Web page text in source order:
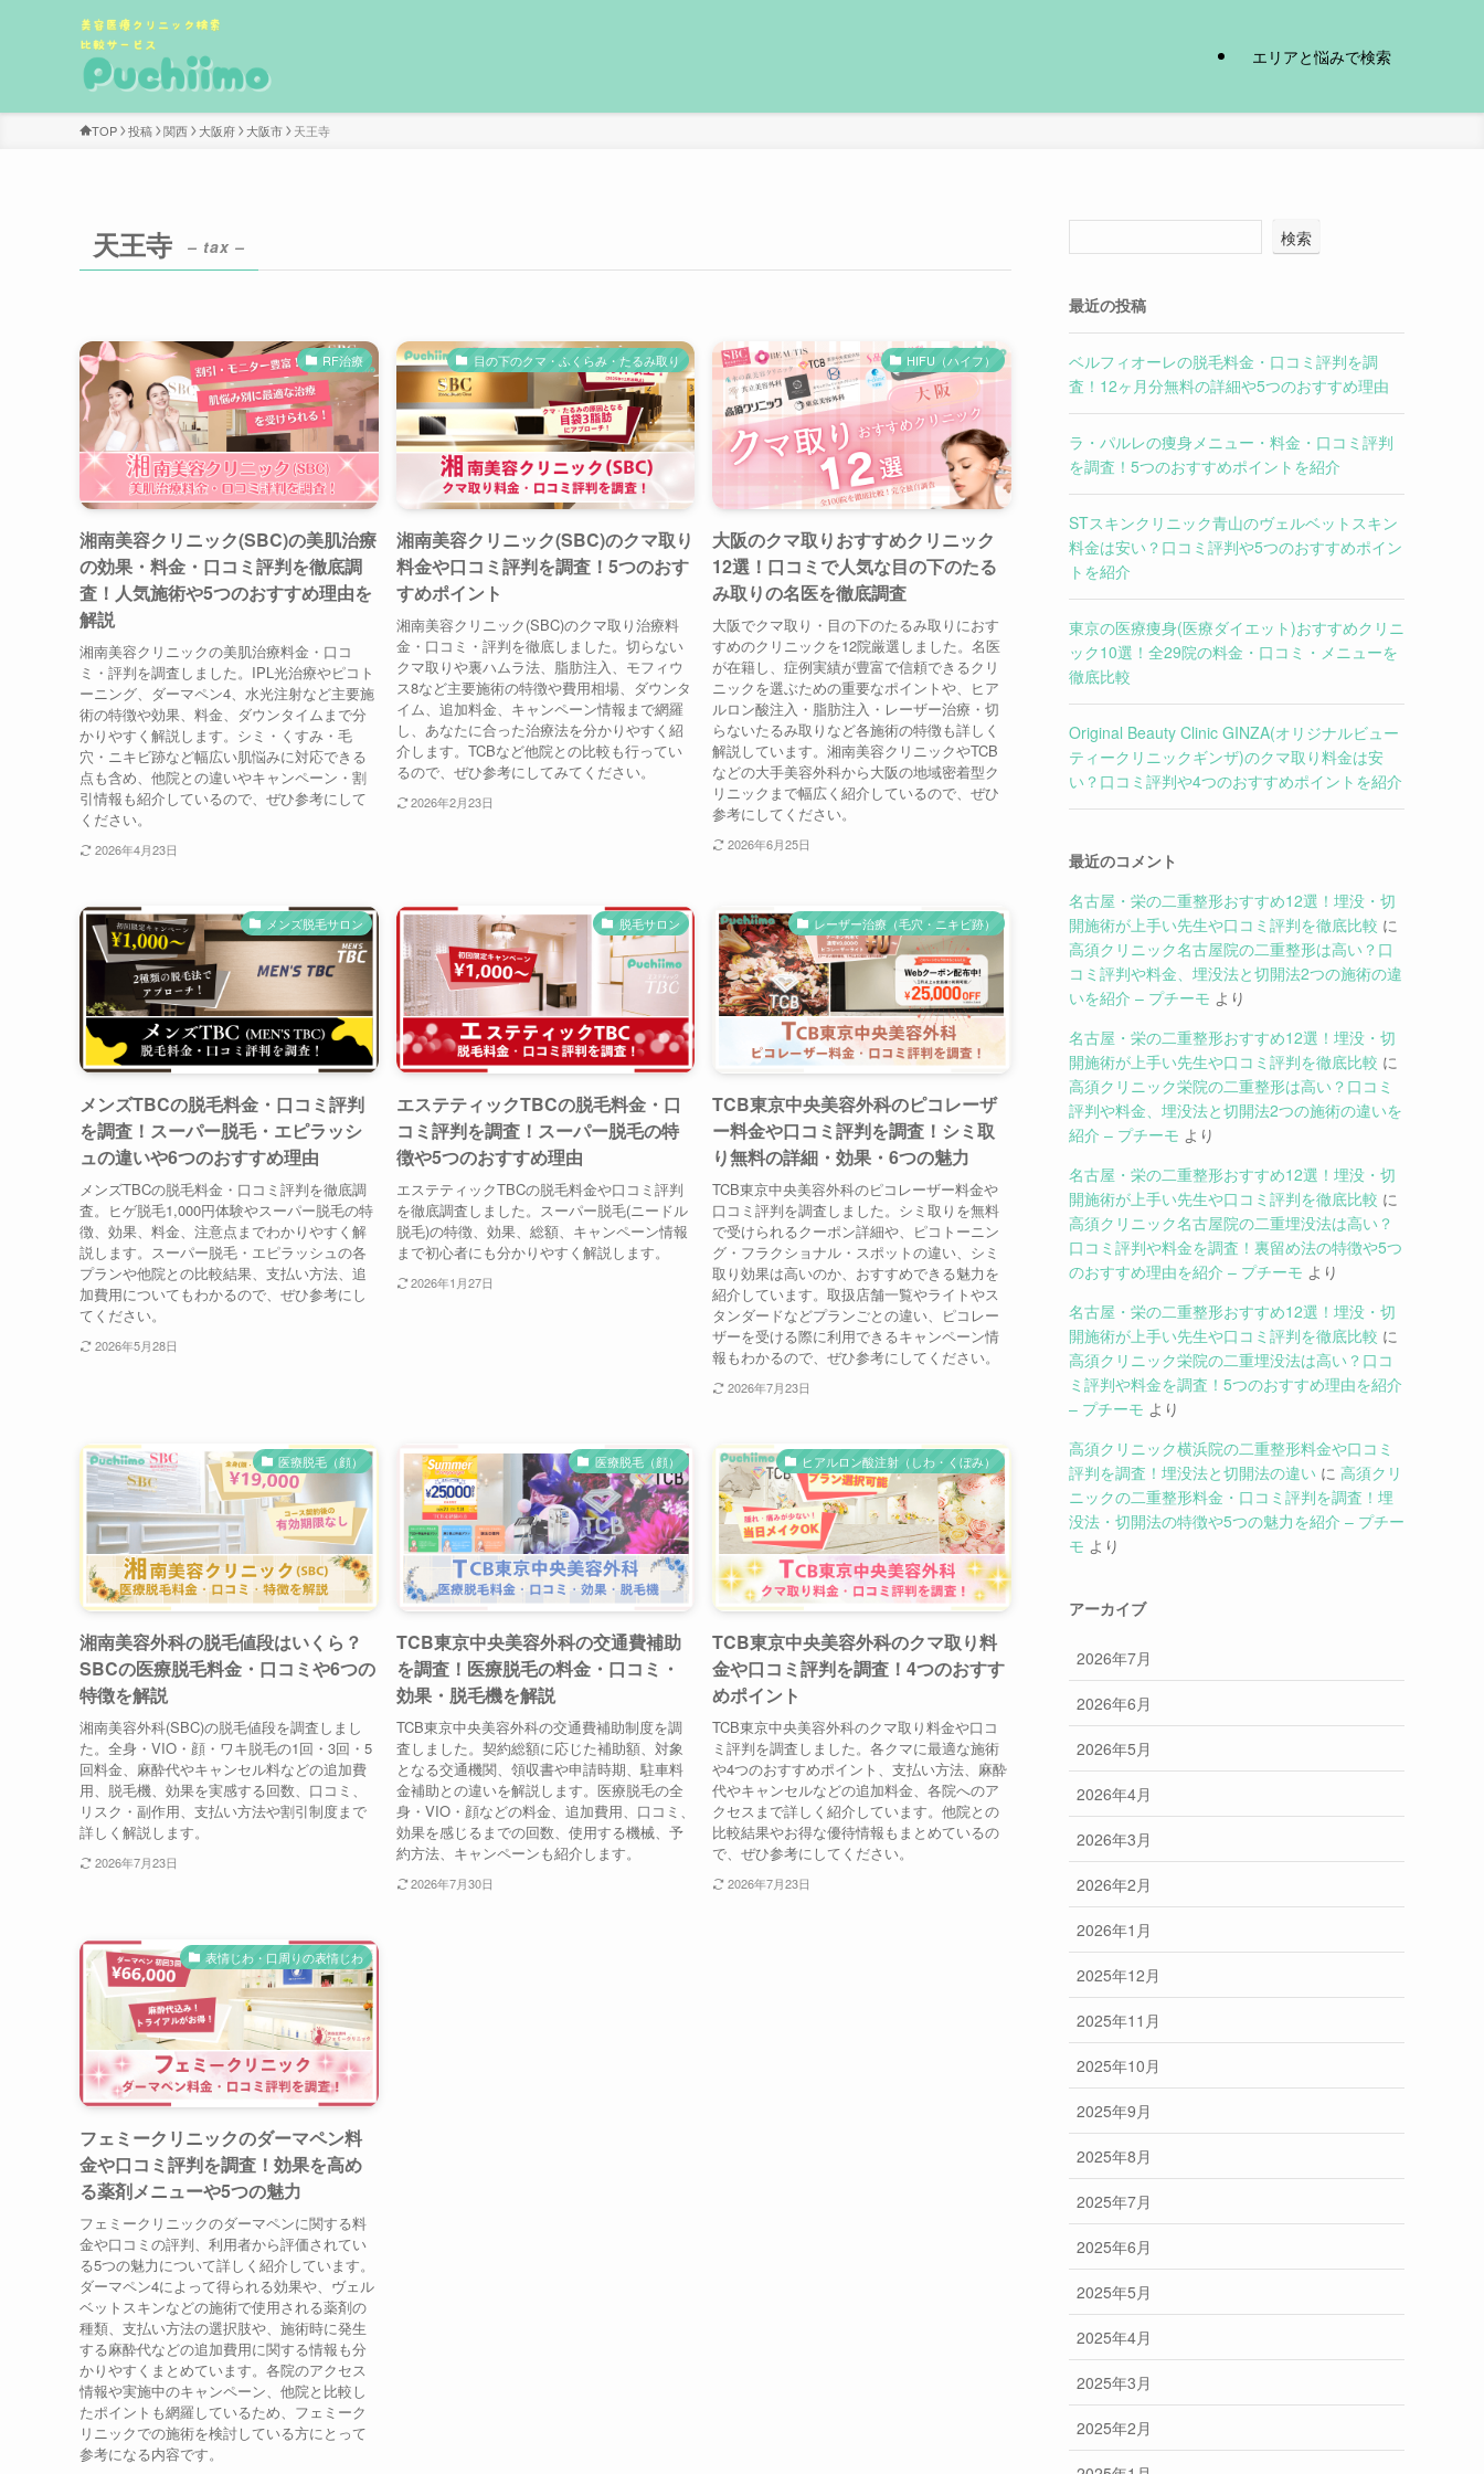
エリアと悩みで検索
TOP 投稿 関西 大阪府 大阪市 天王寺
天王寺 – tax –
RF治療
湘南美容クリニック(SBC)の美肌治療
の効果・料金・口コミ評判を徹底調
査！人気施術や5つのおすすめ理由を
解説
湘南美容クリニックの美肌治療料金・口コ
ミ・評判を調査しました。IPL光治療やピコト
ーニング、ダーマペン4、水光注射など主要施
術の特徴や効果、料金、ダウンタイムまで分
かりやすく解説します。シミ・くすみ・毛
穴・ニキビ跡など幅広い肌悩みに対応できる
点も含め、他院との違いやキャンペーン・割
引情報も紹介しているので、ぜひ参考にして
ください。
2026年4月23日
目の下のクマ・ふくらみ・たるみ取り
湘南美容クリニック(SBC)のクマ取り
料金や口コミ評判を調査！5つのおす
すめポイント
湘南美容クリニック(SBC)のクマ取り治療料
金・口コミ・評判を徹底しました。切らない
クマ取りや裏ハムラ法、脂肪注入、モフィウ
ス8など主要施術の特徴や費用相場、ダウンタ
イム、追加料金、キャンペーン情報まで網羅
し、あなたに合った治療法を分かりやすく紹
介します。TCBなど他院との比較も行ってい
るので、ぜひ参考にしてみてください。
2026年2月23日
HIFU（ハイフ）
大阪のクマ取りおすすめクリニック
12選！口コミで人気な目の下のたる
み取りの名医を徹底調査
大阪でクマ取り・目の下のたるみ取りにおす
すめのクリニックを12院厳選しました。名医
が在籍し、症例実績が豊富で信頼できるクリ
ニックを選ぶための重要なポイントや、ヒア
ルロン酸注入・脂肪注入・レーザー治療・切
らないたるみ取りなど各施術の特徴も詳しく
解説しています。湘南美容クリニックやTCB
などの大手美容外科から大阪の地域密着型ク
リニックまで幅広く紹介しているので、ぜひ
参考にしてください。
2026年6月25日
メンズ脱毛サロン
メンズTBCの脱毛料金・口コミ評判
を調査！スーパー脱毛・エピラッシ
ュの違いや6つのおすすめ理由
メンズTBCの脱毛料金・口コミ評判を徹底調
査。ヒゲ脱毛1,000円体験やスーパー脱毛の特
徴、効果、料金、注意点までわかりやすく解
説します。スーパー脱毛・エピラッシュの各
プランや他院との比較結果、支払い方法、追
加費用についてもわかるので、ぜひ参考にし
てください。
2026年5月28日
脱毛サロン
エステティックTBCの脱毛料金・口
コミ評判を調査！スーパー脱毛の特
徴や5つのおすすめ理由
エステティックTBCの脱毛料金や口コミ評判
を徹底調査しました。スーパー脱毛(ニードル
脱毛)の特徴、効果、総額、キャンペーン情報
まで初心者にも分かりやすく解説します。
2026年1月27日
レーザー治療（毛穴・ニキビ跡）
TCB東京中央美容外科のピコレーザ
ー料金や口コミ評判を調査！シミ取
り無料の詳細・効果・6つの魅力
TCB東京中央美容外科のピコレーザー料金や
口コミ評判を調査しました。シミ取りを無料
で受けられるクーポン詳細や、ピコトーニン
グ・フラクショナル・スポットの違い、シミ
取り効果は高いのか、おすすめできる魅力を
紹介しています。取扱店舗一覧やライトやス
タンダードなどプランごとの違い、ピコレー
ザーを受ける際に利用できるキャンペーン情
報もわかるので、ぜひ参考にしてください。
2026年7月23日
医療脱毛（顔）
湘南美容外科の脱毛値段はいくら？
SBCの医療脱毛料金・口コミや6つの
特徴を解説
湘南美容外科(SBC)の脱毛値段を調査しまし
た。全身・VIO・顔・ワキ脱毛の1回・3回・5
回料金、麻酔代やキャンセル料などの追加費
用、脱毛機、効果を実感する回数、口コミ、
リスク・副作用、支払い方法や割引制度まで
詳しく解説します。
2026年7月23日
医療脱毛（顔）
TCB東京中央美容外科の交通費補助
を調査！医療脱毛の料金・口コミ・
効果・脱毛機を解説
TCB東京中央美容外科の交通費補助制度を調
査しました。契約総額に応じた補助額、対象
となる交通機関、領収書や申請時期、駐車料
金補助との違いを解説します。医療脱毛の全
身・VIO・顔などの料金、追加費用、口コミ、
効果を感じるまでの回数、使用する機械、予
約方法、キャンペーンも紹介します。
2026年7月30日
ヒアルロン酸注射（しわ・くぼみ）
TCB東京中央美容外科のクマ取り料
金や口コミ評判を調査！4つのおすす
めポイント
TCB東京中央美容外科のクマ取り料金や口コ
ミ評判を調査しました。各クマに最適な施術
や4つのおすすめポイント、支払い方法、麻酔
代やキャンセルなどの追加料金、各院へのア
クセスまで詳しく紹介しています。他院との
比較結果やお得な優待情報もまとめているの
で、ぜひ参考にしてください。
2026年7月23日
表情じわ・口周りの表情じわ
フェミークリニックのダーマペン料
金や口コミ評判を調査！効果を高め
る薬剤メニューや5つの魅力
フェミークリニックのダーマペンに関する料
金や口コミの評判、利用者から評価されてい
る5つの魅力について詳しく紹介しています。
ダーマペン4によって得られる効果や、ヴェル
ベットスキンなどの施術で使用される薬剤の
種類、支払い方法の選択肢や、施術時に発生
する麻酔代などの追加費用に関する情報も分
かりやすくまとめています。各院のアクセス
情報や実施中のキャンペーン、他院と比較し
たポイントも網羅しているため、フェミーク
リニックでの施術を検討している方にとって
参考になる内容です。
検索
最近の投稿
ベルフィオーレの脱毛料金・口コミ評判を調
査！12ヶ月分無料の詳細や5つのおすすめ理由
ラ・パルレの痩身メニュー・料金・口コミ評判
を調査！5つのおすすめポイントを紹介
STスキンクリニック青山のヴェルベットスキン
料金は安い？口コミ評判や5つのおすすめポイン
トを紹介
東京の医療痩身(医療ダイエット)おすすめクリニ
ック10選！全29院の料金・口コミ・メニューを
徹底比較
Original Beauty Clinic GINZA(オリジナルビュー
ティークリニックギンザ)のクマ取り料金は安
い？口コミ評判や4つのおすすめポイントを紹介
最近のコメント
名古屋・栄の二重整形おすすめ12選！埋没・切
開施術が上手い先生や口コミ評判を徹底比較 に
高須クリニック名古屋院の二重整形は高い？口
コミ評判や料金、埋没法と切開法2つの施術の違
いを紹介 – プチーモ より
名古屋・栄の二重整形おすすめ12選！埋没・切
開施術が上手い先生や口コミ評判を徹底比較 に
高須クリニック栄院の二重整形は高い？口コミ
評判や料金、埋没法と切開法2つの施術の違いを
紹介 – プチーモ より
名古屋・栄の二重整形おすすめ12選！埋没・切
開施術が上手い先生や口コミ評判を徹底比較 に
高須クリニック名古屋院の二重埋没法は高い？
口コミ評判や料金を調査！裏留め法の特徴や5つ
のおすすめ理由を紹介 – プチーモ より
名古屋・栄の二重整形おすすめ12選！埋没・切
開施術が上手い先生や口コミ評判を徹底比較 に
高須クリニック栄院の二重埋没法は高い？口コ
ミ評判や料金を調査！5つのおすすめ理由を紹介
– プチーモ より
高須クリニック横浜院の二重整形料金や口コミ
評判を調査！埋没法と切開法の違い に 高須クリ
ニックの二重整形料金・口コミ評判を調査！埋
没法・切開法の特徴や5つの魅力を紹介 – プチー
モ より
アーカイブ
2026年7月
2026年6月
2026年5月
2026年4月
2026年3月
2026年2月
2026年1月
2025年12月
2025年11月
2025年10月
2025年9月
2025年8月
2025年7月
2025年6月
2025年5月
2025年4月
2025年3月
2025年2月